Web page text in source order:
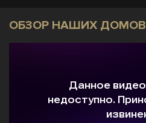
ОБЗОР НАШИХ ДОМОВ